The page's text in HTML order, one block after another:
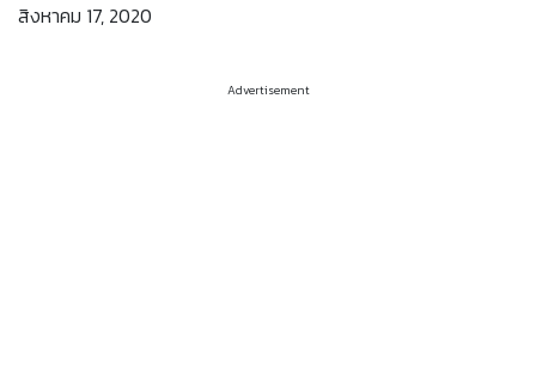
สิงหาคม 17, 2020
Advertisement